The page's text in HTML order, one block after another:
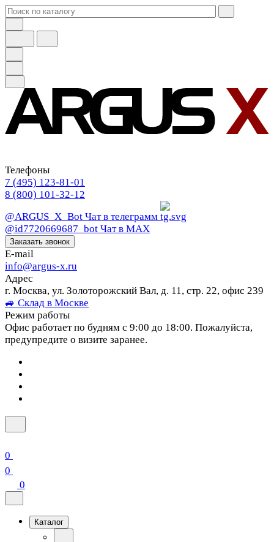
Телефоны
7 (495) 123-81-01
8 (800) 101-32-12
@ARGUS_X_Bot Чат в телеграмм
@id7720669687_bot Чат в МАХ
Заказать звонок
E-mail
info@argus-x.ru
Адрес
г. Москва, ул. Золоторожский Вал, д. 11, стр. 22, офис 239
🚙 Склад в Москве
Режим работы
Офис работает по будням с 9:00 до 18:00. Пожалуйста,
предупредите о визите заранее.
0
0
0
Каталог